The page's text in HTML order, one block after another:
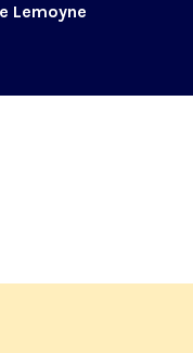
Lemoyne